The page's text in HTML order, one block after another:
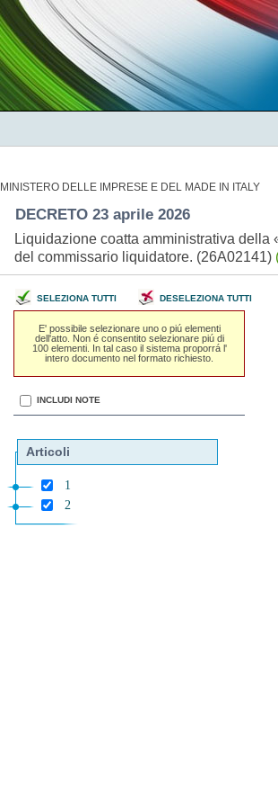
MINISTERO DELLE IMPRESE E DEL MADE IN ITALY
DECRETO 23 aprile 2026
Liquidazione coatta amministrativa
del commissario liquidatore. (26A02141)
SELEZIONA TUTTI DESELEZIONA TUTTI
E' possibile selezionare uno o piú elementi
dell'atto. Non é consentito selezionare piú di
100 elementi. In tal caso il sistema proporrá l'
intero documento nel formato richiesto.
INCLUDI NOTE
Articoli
1
2